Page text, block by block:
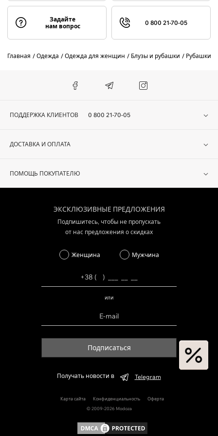
Задайте
нам вопрос
0 800 21-70-05
Главная Одежда Одежда для женщин Блузы и рубашки Рубашки
ПОДДЕРЖКА КЛИЕНТОВ 0 800 21-70-05
ДОСТАВКА И ОПЛАТА
ПОМОЩЬ ПОКУПАТЕЛЮ
ЭКСКЛЮЗИВНЫЕ ПРЕДЛОЖЕНИЯ
Подпишитесь, чтобы не пропускать
от нас предложения о скидках
Женщина Мужчина
или
Подписаться
Получать новости в Telegram
Карта сайта Конфиденциальность
Оферта
© 2009-2026 Modoza